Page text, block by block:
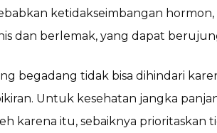
ketidakseimbangan
dan berlemak, yang dapat
begadang tidak bisa dihindari
Untuk kesehatan jangka
karena itu, sebaiknya